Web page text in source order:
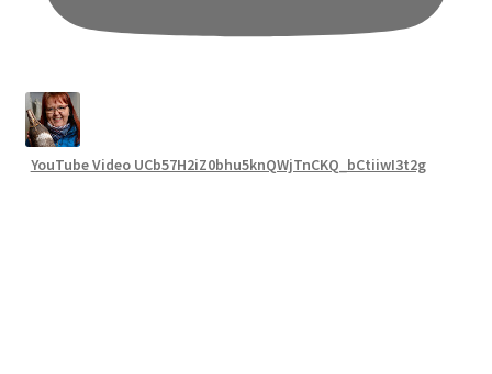
YouTube Video UCb57H2iZ0bhu5knQWjTnCKQ_bCtiiwI3t2g